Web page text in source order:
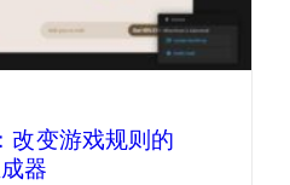
变游戏规则的
器